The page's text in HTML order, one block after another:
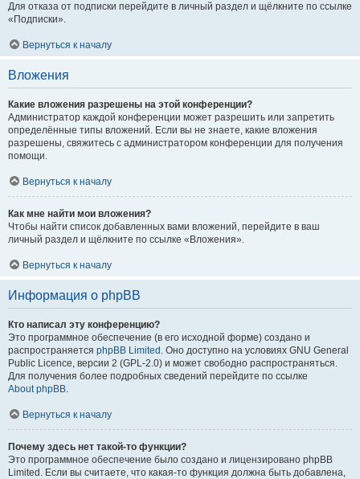
Для отказа от подписки перейдите в личный раздел и щёлкните по ссылке
«Подписки».
Вернуться к началу
Вложения
Какие вложения разрешены на этой конференции?
Администратор каждой конференции может разрешить или запретить
определённые типы вложений. Если вы не знаете, какие вложения
разрешены, свяжитесь с администратором конференции для получения
помощи.
Вернуться к началу
Как мне найти мои вложения?
Чтобы найти список добавленных вами вложений, перейдите в ваш
личный раздел и щёлкните по ссылке «Вложения».
Вернуться к началу
Информация о phpBB
Кто написал эту конференцию?
Это программное обеспечение (в его исходной форме) создано и
распространяется phpBB Limited . Оно доступно на условиях GNU General
Public Licence, версии 2 (GPL-2.0) и может свободно распространяться.
Для получения более подробных сведений перейдите по ссылке
About phpBB.
Вернуться к началу
Почему здесь нет такой-то функции?
Это программное обеспечение было создано и лицензировано phpBB
Limited. Если вы считаете, что какая-то функция должна быть добавлена,